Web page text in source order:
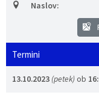
Naslov:
Termini
13.10.2023 (petek)ob